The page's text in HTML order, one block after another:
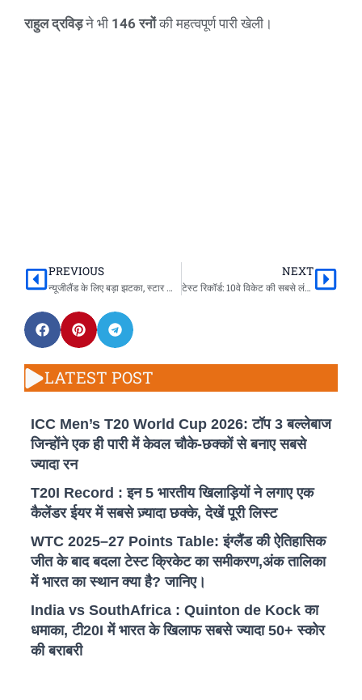
राहुल द्रविड़ने भी 146 रनोंकी महत्वपूर्ण पारी खेली।
PrevPREVIOUS
न्यूजीलैंड के लिए बड़ा झटका, स्टार ऑलराउंडर नेट्स में चोटिल
NEXT
टेस्ट रिकॉर्ड: 10वे विकेट की सबसे लंबी साझेदारी का रिकॉर्ड, आया था भारत के खिलाफ। Next
LATEST POST
ICC Men’s T20 World Cup 2026: टॉप 3 बल्लेबाज
जिन्होंने एक ही पारी में केवल चौके-छक्कों से बनाए सबसे
ज्यादा रन
T20I Record : इन 5 भारतीय खिलाड़ियों ने लगाए एक
कैलेंडर ईयर में सबसे ज़्यादा छक्के, देखें पूरी लिस्ट
WTC 2025–27 Points Table: इंग्लैंड की ऐतिहासिक
जीत के बाद बदला टेस्ट क्रिकेट का समीकरण,अंक तालिका
में भारत का स्थान क्या है? जानिए।
India vs SouthAfrica : Quinton de Kock का
धमाका, टी20I में भारत के खिलाफ सबसे ज्यादा 50+ स्कोर
की बराबरी